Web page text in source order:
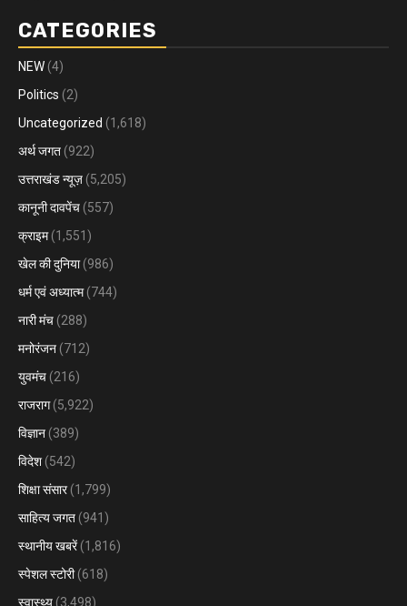
CATEGORIES
NEW (4)
Politics (2)
Uncategorized (1,618)
अर्थ जगत (922)
उत्तराखंड न्यूज़ (5,205)
कानूनी दावपेंच (557)
क्राइम(1,551)
खेल की दुनिया(986)
धर्म एवं अध्यात्म(744)
नारी मंच (288)
मनोरंजन (712)
युवमंच (216)
राजराग(5,922)
विज्ञान (389)
विदेश (542)
शिक्षा संसार(1,799)
साहित्य जगत (941)
स्थानीय खबरें(1,816)
स्पेशल स्टोरी(618)
स्वास्थ्य (3,498)